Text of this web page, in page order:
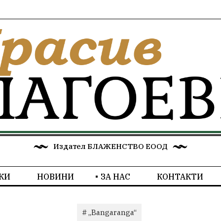
Издател БЛАЖЕНСТВО ЕООД
НОВИНИ ЗА НАС КОНТАКТИ
# „Bangaranga“